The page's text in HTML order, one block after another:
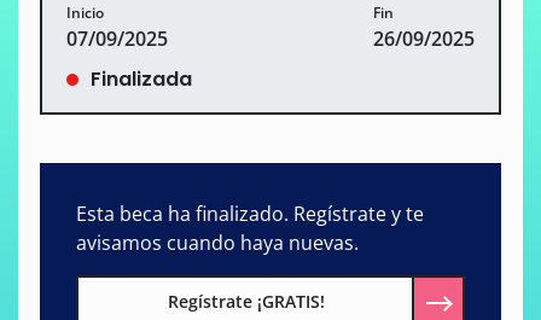
Inicio
07/09/2025
Fin
26/09/2025
Finalizada
Esta beca ha finalizado. Regístrate y te
avisamos cuando haya nuevas.
Regístrate ¡GRATIS!